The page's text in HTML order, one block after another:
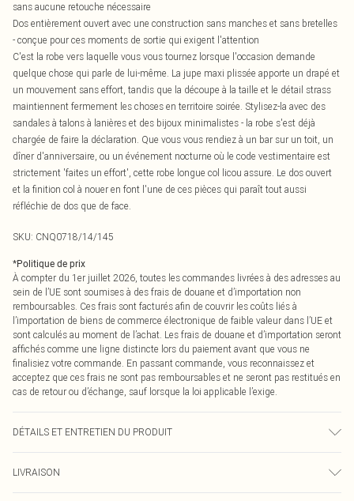
sans aucune retouche nécessaire
Dos entièrement ouvert avec une construction sans manches et sans bretelles
- conçue pour ces moments de sortie qui exigent l'attention
C'est la robe vers laquelle vous vous tournez lorsque l'occasion demande
quelque chose qui parle de lui-même. La jupe maxi plissée apporte un drapé et
un mouvement sans effort, tandis que la découpe à la taille et le détail strass
maintiennent fermement les choses en territoire soirée. Stylisez-la avec des
sandales à talons à lanières et des bijoux minimalistes - la robe s'est déjà
chargée de faire la déclaration. Que vous vous rendiez à un bar sur un toit, un
dîner d'anniversaire, ou un événement nocturne où le code vestimentaire est
strictement 'faites un effort', cette robe longue col licou assure. Le dos ouvert
et la finition col à nouer en font l'une de ces pièces qui paraît tout aussi
réfléchie de dos que de face.
SKU: CNQ0718/14/145
*Politique de prix
À compter du 1er juillet 2026, toutes les commandes livrées à des adresses au
sein de l’UE sont soumises à des frais de douane et d’importation non
remboursables. Ces frais sont facturés afin de couvrir les coûts liés à
l’importation de biens de commerce électronique de faible valeur dans l’UE et
sont calculés au moment de l’achat. Les frais de douane et d’importation seront
affichés comme une ligne distincte lors du paiement avant que vous ne
finalisiez votre commande. En passant commande, vous reconnaissez et
acceptez que ces frais ne sont pas remboursables et ne seront pas restitués en
cas de retour ou d’échange, sauf lorsque la loi applicable l’exige.
DÉTAILS ET ENTRETIEN DU PRODUIT
déteindre.
LIVRAISON